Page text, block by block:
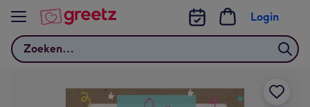
Bekijk meer
Zoeken
Login